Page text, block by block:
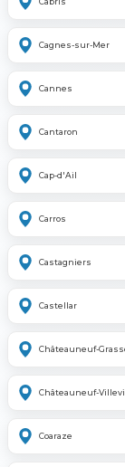
Cagnes-sur-Mer
Cannes
Cantaron
Cap-d'Ail
Carros
Castagniers
Castellar
Châteauneuf-
Châteauneuf-
Coaraze